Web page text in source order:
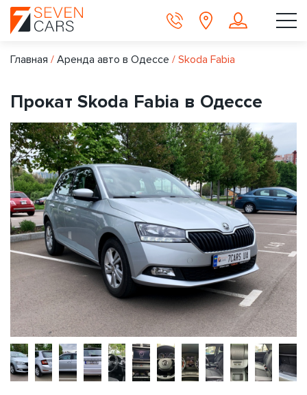
Главная / Аренда авто в Одессе / Skoda Fabia
Прокат Skoda Fabia в Одессе